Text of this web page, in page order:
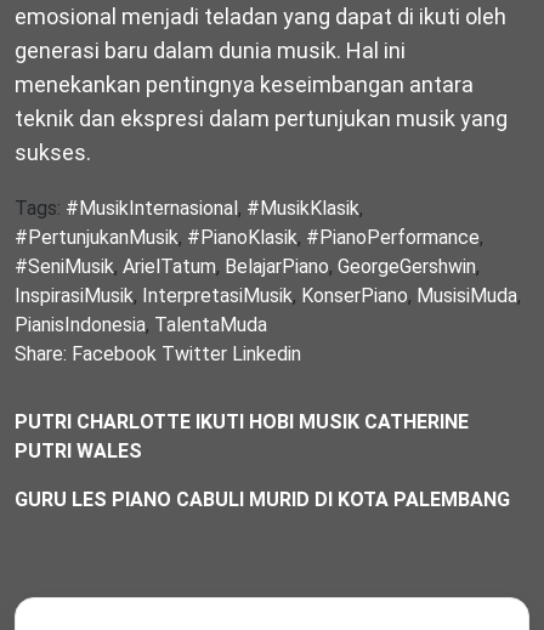
emosional menjadi teladan yang dapat di ikuti oleh
generasi baru dalam dunia musik. Hal ini
menekankan pentingnya keseimbangan antara
teknik dan ekspresi dalam pertunjukan musik yang
sukses.
Tags: #MusikInternasional , #MusikKlasik,
#PertunjukanMusik, #PianoKlasik, #PianoPerformance,
#SeniMusik, ArielTatum, BelajarPiano, GeorgeGershwin,
InspirasiMusik, InterpretasiMusik, KonserPiano, MusisiMuda,
PianisIndonesia, TalentaMuda
Share: Facebook Twitter Linkedin
PUTRI CHARLOTTE IKUTI HOBI MUSIK CATHERINE
PUTRI WALES
GURU LES PIANO CABULI MURID DI KOTA PALEMBANG